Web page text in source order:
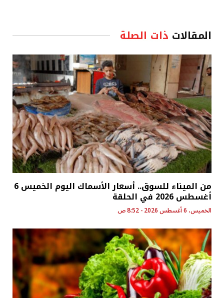
المقالات ذات الصلة
من الميناء للسوق.. أسعار الأسماك اليوم الخميس 6
أغسطس 2026 في الحلقة
الخميس، 6 أغسطس 2026 - 8:52 ص